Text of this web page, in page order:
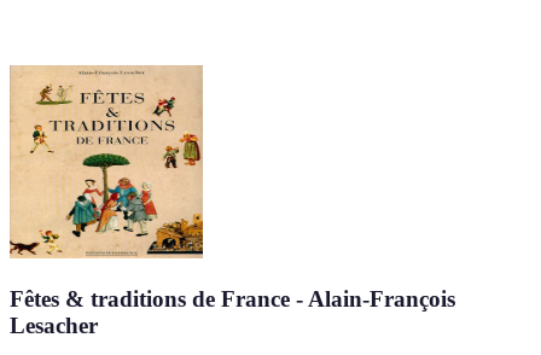
Fêtes & traditions de France - Alain-François
Lesacher